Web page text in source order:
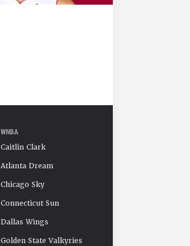
WNBA
Caitlin Clark
Atlanta Dream
Chicago Sky
Connecticut Sun
Dallas Wings
Golden State Valkyries